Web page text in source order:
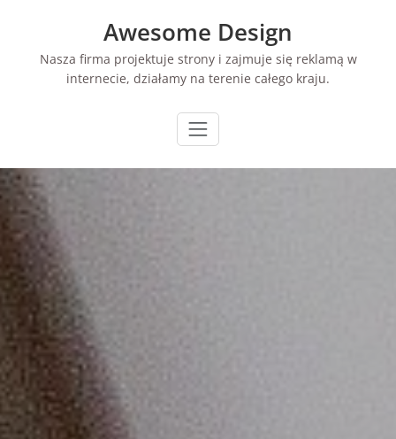
Awesome Design
Nasza firma projektuje strony i zajmuje się reklamą w
internecie, działamy na terenie całego kraju.